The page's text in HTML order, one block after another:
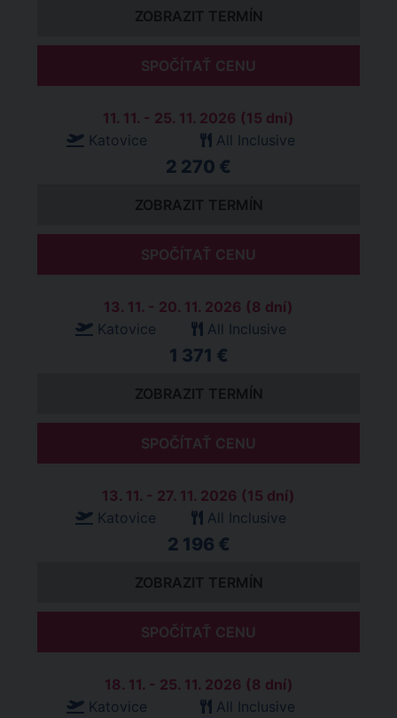
ZOBRAZIT TERMÍN
SPOČÍTAŤ CENU
11. 11. - 25. 11. 2026 (15 dní)
Katovice
All Inclusive
2 270 €
ZOBRAZIT TERMÍN
SPOČÍTAŤ CENU
13. 11. - 20. 11. 2026 (8 dní)
Katovice
All Inclusive
1 371 €
ZOBRAZIT TERMÍN
SPOČÍTAŤ CENU
13. 11. - 27. 11. 2026 (15 dní)
Katovice
All Inclusive
2 196 €
ZOBRAZIT TERMÍN
SPOČÍTAŤ CENU
18. 11. - 25. 11. 2026 (8 dní)
Katovice
All Inclusive